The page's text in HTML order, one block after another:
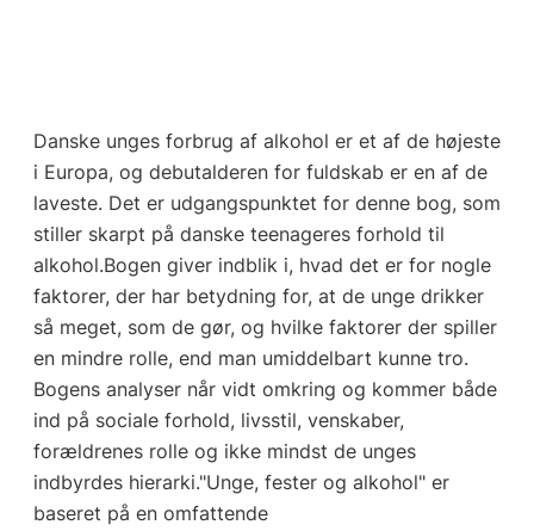
Danske unges forbrug af alkohol er et af de højeste
i Europa, og debutalderen for fuldskab er en af de
laveste. Det er udgangspunktet for denne bog, som
stiller skarpt på danske teenageres forhold til
alkohol.Bogen giver indblik i, hvad det er for nogle
faktorer, der har betydning for, at de unge drikker
så meget, som de gør, og hvilke faktorer der spiller
en mindre rolle, end man umiddelbart kunne tro.
Bogens analyser når vidt omkring og kommer både
ind på sociale forhold, livsstil, venskaber,
forældrenes rolle og ikke mindst de unges
indbyrdes hierarki."Unge, fester og alkohol" er
baseret på en omfattende